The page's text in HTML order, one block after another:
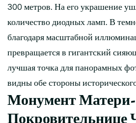
300 метров. На его украшение
количество диодных ламп. В
благодаря масштабной
превращается в гигантский
лучшая точка для панорамных
видны обе стороны
Монумент Матери-
Покровительнице